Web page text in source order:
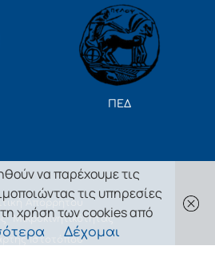
ΠΕΔ
Απορρήτου
Μικροκινητικότητας
Ιστοτόπου
να παρέχουμε τις
τις υπηρεσίες
χρήση των cookies από
Δέχομαι